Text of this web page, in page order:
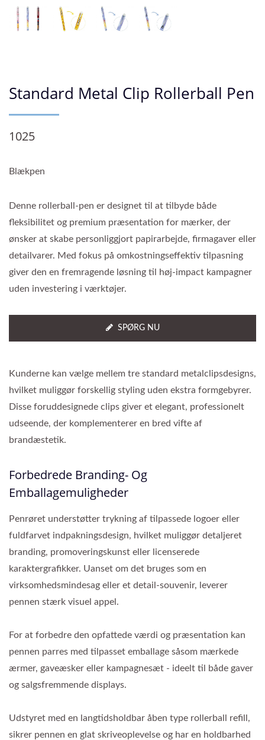
Standard Metal Clip Rollerball Pen
1025
Blækpen
Denne rollerball-pen er designet til at tilbyde både
fleksibilitet og premium præsentation for mærker, der
ønsker at skabe personliggjort papirarbejde, firmagaver eller
detailvarer. Med fokus på omkostningseffektiv tilpasning
giver den en fremragende løsning til høj-impact kampagner
uden investering i værktøjer.
SPØRG NU
Kunderne kan vælge mellem tre standard metalclipsdesigns,
hvilket muliggør forskellig styling uden ekstra formgebyrer.
Disse foruddesignede clips giver et elegant, professionelt
udseende, der komplementerer en bred vifte af
brandæstetik.
Forbedrede Branding- Og
Emballagemuligheder
Penrøret understøtter trykning af tilpassede logoer eller
fuldfarvet indpakningsdesign, hvilket muliggør detaljeret
branding, promoveringskunst eller licenserede
karaktergrafikker. Uanset om det bruges som en
virksomhedsmindesag eller et detail-souvenir, leverer
pennen stærk visuel appel.
For at forbedre den opfattede værdi og præsentation kan
pennen parres med tilpasset emballage såsom mærkede
ærmer, gaveæsker eller kampagnesæt - ideelt til både gaver
og salgsfremmende displays.
Udstyret med en langtidsholdbar åben type rollerball refill,
sikrer pennen en glat skriveoplevelse og har en holdbarhed